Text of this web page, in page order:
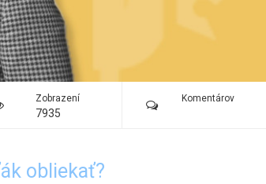
Zobrazení
7935
Komentárov
obliekať?